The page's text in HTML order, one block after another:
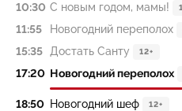
10:30 С новым годом, мамы!
11:55 Новогодний переполох
15:35 Достать Санту 12+
17:20 Новогодний переполох
18:50 Новогодний шеф 12+